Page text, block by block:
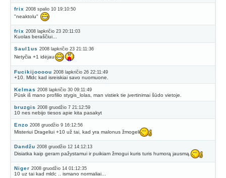
frix 2008 spalio 10 19:10:50
"neaktolu"
frix 2008 lapkričio 23 20:11:03
Kuolas beraščiui...
Saul1us 2008 lapkričio 23 21:11:36
Netyčia +1 idėjau
Fucikijoooou 2008 lapkričio 26 22:11:49
+10. Mldc kad isreiskiai savo nuomuone.
Kelmas 2008 lapkričio 30 09:11:49
Pūsk iš mano profilio stygis_lolas, man vistiek tie įvertinimai šūdo vietoje.
bruzgis 2008 gruodžio 7 21:12:59
10 nes nebijo tiesos apie kita pasakyt
Enzo 2008 gruodžio 9 16:12:56
Misteriui Drageliui +10 už tai, kad yra malonus žmogeli
Dandžu 2008 gruodžio 12 14:12:13
Disiatka kaip geram pažystamui ir puikiam žmogui kuris turis humorą jausmą.
Niger 2008 gruodžio 14 01:12:35
10 uz tai kad mldc .. ismano normaliai...